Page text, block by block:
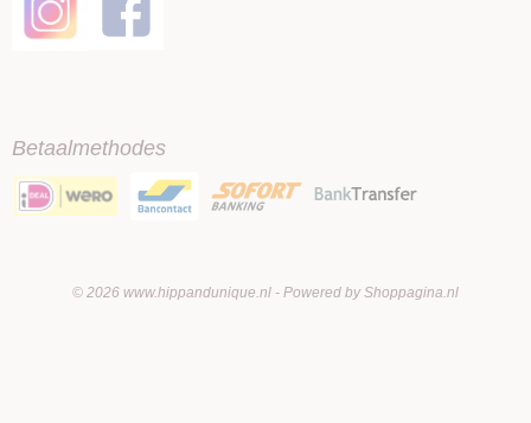
Betaalmethodes
© 2026 www.hippandunique.nl - Powered by Shoppagina.nl